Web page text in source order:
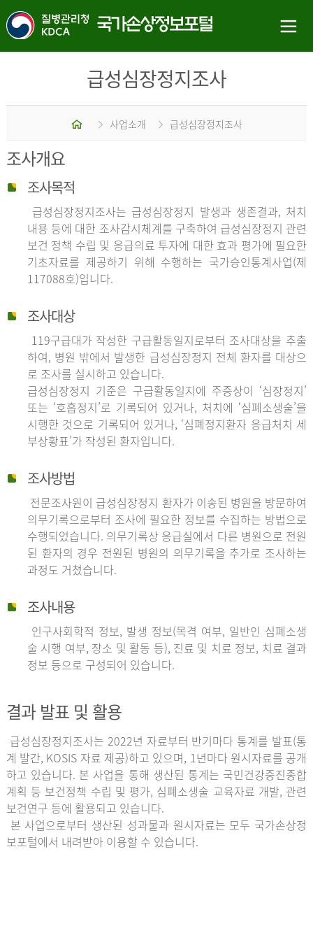
급성심장정지조사
홈 사업소개 급성심장정지조사
조사개요
조사목적
급성심장정지조사는 급성심장정지 발생과 생존결과, 처치
내용 등에 대한 조사감시체계를 구축하여 급성심장정지 관련
보건 정책 수립 및 응급의료 투자에 대한 효과 평가에 필요한
기초자료를 제공하기 위해 수행하는 국가승인통계사업(제
117088호)입니다.
조사대상
119구급대가 작성한 구급활동일지로부터 조사대상을 추출
하여, 병원 밖에서 발생한 급성심장정지 전체 환자를 대상으
로 조사를 실시하고 있습니다.
급성심장정지 기준은 구급활동일지에 주증상이 ‘심장정지’
또는 ‘호흡정지’로 기록되어 있거나, 처치에 ‘심폐소생술’을
시행한 것으로 기록되어 있거나, ‘심폐정지환자 응급처치 세
부상황표’가 작성된 환자입니다.
조사방법
전문조사원이 급성심장정지 환자가 이송된 병원을 방문하여
의무기록으로부터 조사에 필요한 정보를 수집하는 방법으로
수행되었습니다. 의무기록상 응급실에서 다른 병원으로 전원
된 환자의 경우 전원된 병원의 의무기록을 추가로 조사하는
과정도 거쳤습니다.
조사내용
인구사회학적 정보, 발생 정보(목격 여부, 일반인 심폐소생
술 시행 여부, 장소 및 활동 등), 진료 및 치료 정보, 치료 결과
정보 등으로 구성되어 있습니다.
결과 발표 및 활용
급성심장정지조사는 2022년 자료부터 반기마다 통계를 발표(통
계 발간, KOSIS 자료 제공)하고 있으며, 1년마다 원시자료를 공개
하고 있습니다. 본 사업을 통해 생산된 통계는 국민건강증진종합
계획 등 보건정책 수립 및 평가, 심폐소생술 교육자료 개발, 관련
보건연구 등에 활용되고 있습니다.
본 사업으로부터 생산된 성과물과 원시자료는 모두 국가손상정
보포털에서 내려받아 이용할 수 있습니다.